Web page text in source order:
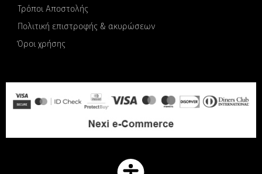
Τρόποι Αποστολής
Πολιτική επιστροφής & ακυρώσεων
Όροι χρήσης